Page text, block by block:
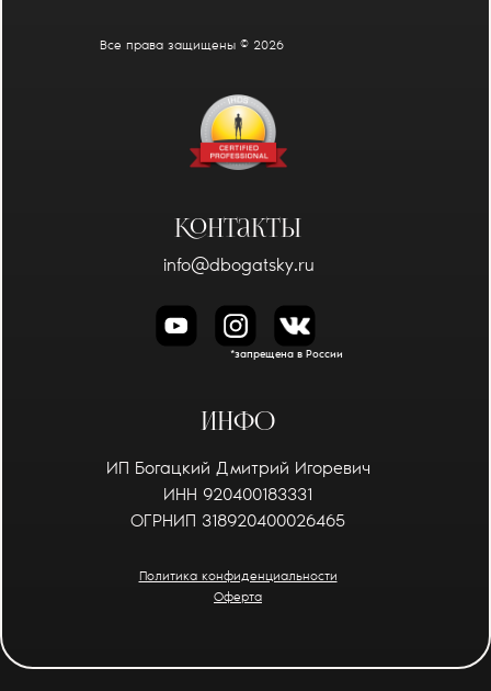
info@dbogatsky.ru
Контакты
Политика конфиденциальности
Оферта
Инфо
ИП Богацкий Дмитрий Игоревич
ИНН 920400183331
ОГРНИП 318920400026465
Все права защищены © 2026
*запрещена в России